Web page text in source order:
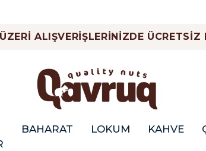
ALIŞVERİŞLERİNİZDE ÜCRETSİZ
BAHARAT LOKUM KAHVE